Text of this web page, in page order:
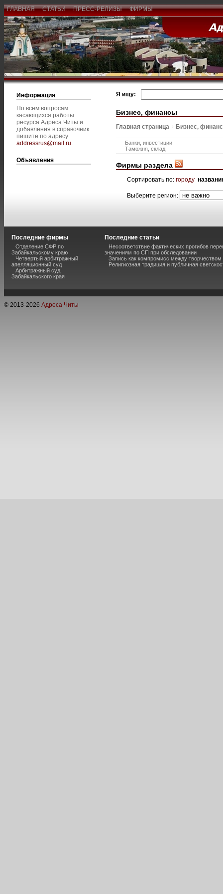
ГЛАВНАЯ СТАТЬИ ПРЕСС-РЕЛИЗЫ ФИРМЫ
Информация
По всем вопросам
касающихся работы
ресурса Адреса Читы и
добавления в справочник
пишите по адресу
addressrus@mail.ru.
Объявления
Я ищу:
Бизнес, финансы
Главная страница Бизнес,
Банки, инвестиции
Таможня, склад
Фирмы раздела
Сортировать по: городу
Выберите регион:
Последние фирмы
Отделение СФР по
Забайкальскому краю
Четвертый арбитражный
апелляционный суд
Арбитражный суд
Забайкальского края
Последние статьи
Несоответствие фактических прогибов
значениям по СП при обследовании
Запись как компромисс между
Религиозная традиция и публичная
© 2013-2026 Адреса Читы